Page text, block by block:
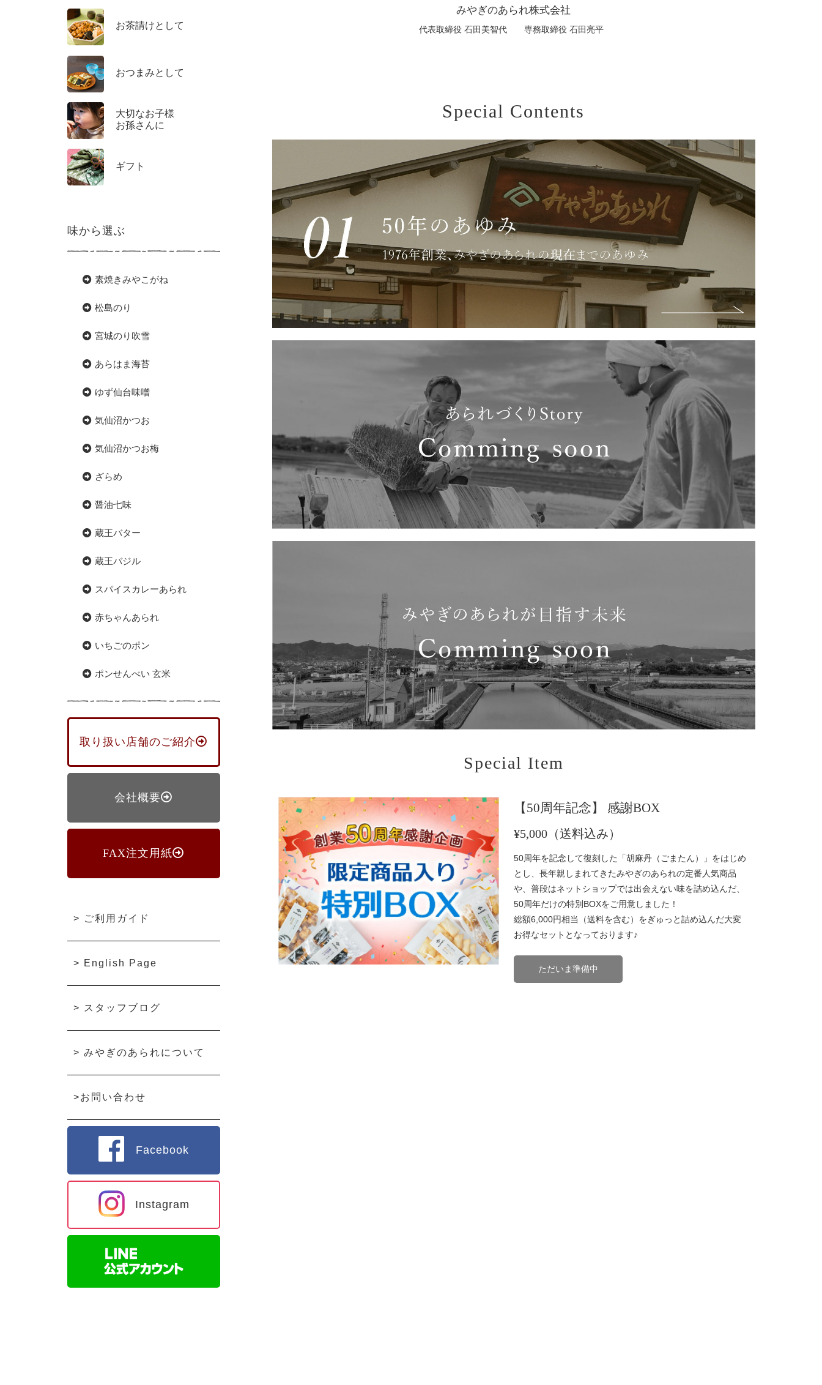
みやぎのあられ株式会社
代表取締役 石田美智代 専務取締役 石田亮平
Special Contents
Special Item
【50周年記念】 感謝BOX
¥5,000（送料込み）
50周年を記念して復刻した「胡麻丹（ごまたん）」をはじめ
とし、長年親しまれてきたみやぎのあられの定番人気商品
や、普段はネットショップでは出会えない味を詰め込んだ、
50周年だけの特別BOXをご用意しました！
総額6,000円相当（送料を含む）をぎゅっと詰め込んだ大変
お得なセットとなっております♪
ただいま準備中
お茶請けとして
おつまみとして
大切なお子様
お孫さんに
ギフト
味から選ぶ
素焼きみやこがね
松島のり
宮城のり吹雪
あらはま海苔
ゆず仙台味噌
気仙沼かつお
気仙沼かつお梅
ざらめ
醤油七味
蔵王バター
蔵王バジル
スパイスカレーあられ
赤ちゃんあられ
いちごのポン
ポンせんべい 玄米
取り扱い店舗のご紹介
会社概要
FAX注文用紙
> ご利用ガイド
> English Page
> スタッフブログ
> みやぎのあられについて
>お問い合わせ
Facebook
Instagram